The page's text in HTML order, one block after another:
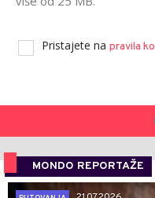
Pristajete na pravila
MONDO REPORTAŽE